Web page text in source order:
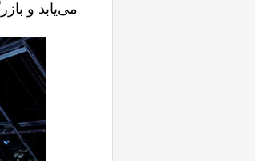
می‌یابد و